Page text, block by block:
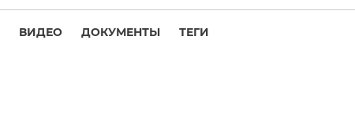
ВИДЕО ДОКУМЕНТЫ ТЕГИ